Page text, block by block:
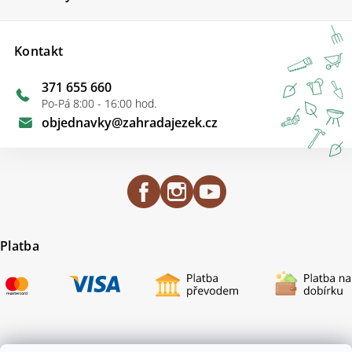
Kontakt
objednavky@zahradajezek.cz
371 655 660
Po-Pá 8:00 - 16:00 hod.
Platba